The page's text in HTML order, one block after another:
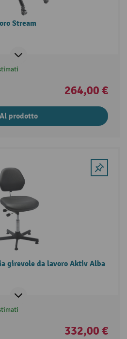
Stream
264,00 €
Al prodotto
girevole da lavoro Aktiv Alba
332,00 €